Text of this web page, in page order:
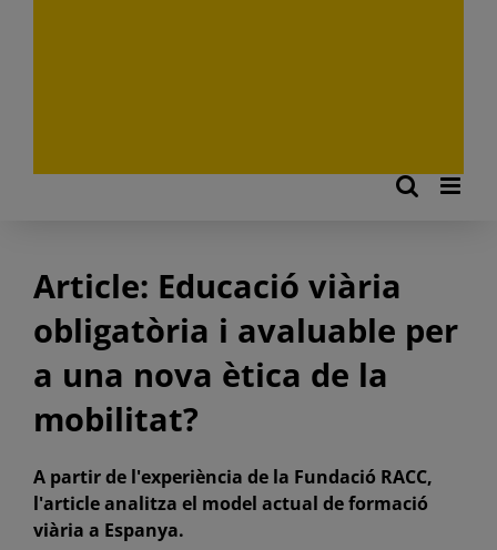
Article: Educació viària
obligatòria i avaluable per
a una nova ètica de la
mobilitat?
A partir de l'experiència de la Fundació RACC,
l'article analitza el model actual de formació
viària a Espanya.